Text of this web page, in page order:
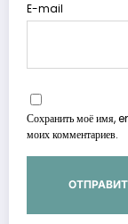
E-mail
Сохранить моё имя,
моих комментариев.